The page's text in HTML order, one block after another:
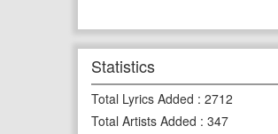
Statistics
Total Lyrics Added : 2712
Total Artists Added : 347